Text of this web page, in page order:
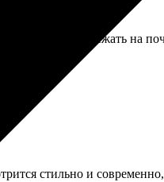
надо самому бежать на
стильно и